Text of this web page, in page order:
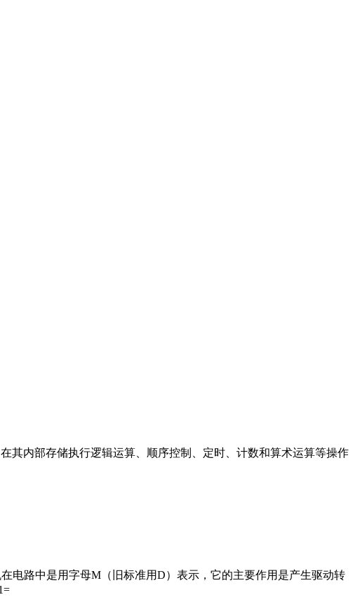
其内部存储执行逻辑运算、顺序控制、定时、计数和算术运算等操作
电路中是用字母M（旧标准用D）表示，它的主要作用是产生驱动转